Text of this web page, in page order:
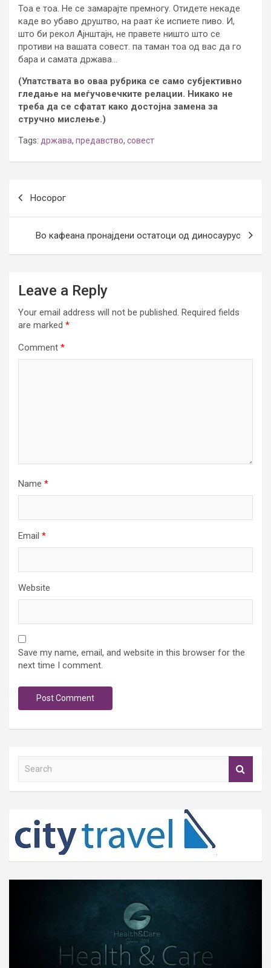
Тоа е тоа. Не се замарајте премногу. Отидете некаде
каде во убаво друштво, на раат ќе испиете пиво. И,
што би рекол Ајнштајн, не правете ништо што се
противи на вашата совест. па таман тоа од вас да го
бара и самата држава…
(Упатствата во оваа рубрика се само субјективно
гледање на меѓучовечките релации. Никако не
треба да се сфатат како достојна замена за
стручно мислење.)
Tags: држава, предавство, совест
navigation
Носорог
Во кафеана пронајдени остатоци од диносаурус
Leave a Reply
Your email address will not be published. Required fields
are marked *
Comment *
Name *
Email *
Website
Save my name, email, and website in this browser for the
next time I comment.
h